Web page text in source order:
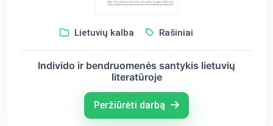
Lietuvių kalba Rašiniai
Individo ir bendruomenės santykis lietuvių
literatūroje
Peržiūrėti darbą